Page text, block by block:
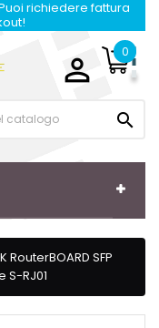
richiedere fattura

0

RouterBOARD SFP
S-RJ01